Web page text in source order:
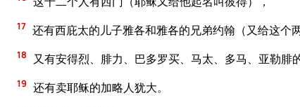
17 还有西庇太的儿子雅各和雅各的兄弟约翰（又给这个
18 又有安得烈、腓力、巴多罗买、马太、多马、亚勒腓
19 还有卖耶稣的加略人犹大。